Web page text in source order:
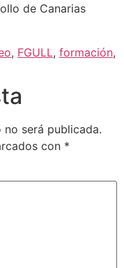
de Canarias
, FGULL, formación,
será publicada.
con *